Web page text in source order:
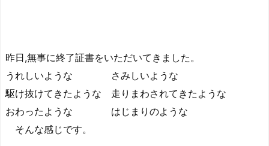
昨日,無事に終了証書をいただいてきました。
うれしいような さみしいような
駆け抜けてきたような 走りまわされてきたような
おわったような はじまりのような
そんな感じです。